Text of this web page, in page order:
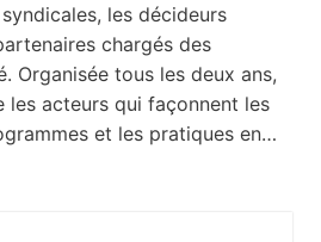
les décideurs
chargés des
Organisée tous les deux ans,
les acteurs qui façonnent les
et les pratiques en…